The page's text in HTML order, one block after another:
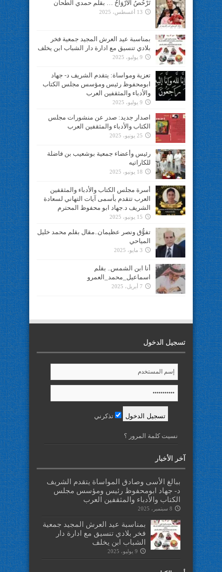
تَرْخُصُ الأَرْوَاحُ … بقلم حمدي الطحان
13 أغسطس، 2025
بمناسبة عيد العرش المجيد جمعية فخر
بلادي تنسيق مع ادارة دار الشباب ابن يخلف
9 يوليو، 2025
تعزية ومواساة: يتقدم الشريف د- جهاد
ابومحفوظ رئيس ومؤسس مجلس الكتاب
والأدباء والمثقفين العرب
9 يوليو، 2025
اصدار جديد: صدر عن منشورات مجلس
الكتاب والأدباء والمثقفين العرب
25 يونيو، 2025
رئيس وأعضاء جمعية بوشعيب بن فاضلة
للكاراتيه
18 يونيو، 2025
أسرة مجلس الكتاب والأدباء والمثقفين
العرب تتقدم بأسمى آيات التهاني لسعادة
الشريف د.جهاد ابو محفوظ المحترم
15 يونيو، 2025
تفوُّق ونصر عظيمان..مقال بقلم محمد خليل
المياحي
3 مايو، 2025
أنا ابن الشمس.. بقلم
اسماعيل_محمد_العمرو
7 أبريل، 2025
تسجيل الدخول
تذكرني
نسيت كلمة المرور ؟
آخر الأخبار
ببالغ الأسى وصادق المواساة يتقدم الشريف
د- جهاد ابومحفوظ رئيس ومؤسس مجلس
الكتاب والأدباء والمثقفين العرب
8 سبتمبر، 2025
بمناسبة عيد العرش المجيد جمعية
فخر بلادي تنسيق مع ادارة دار
الشباب ابن يخلف
9 يوليو، 2025